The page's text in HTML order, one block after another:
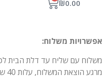
₪0.00
אפשרויות משלוח:
משלוח עם שליח עד דלת הבית
מרגע הוצאת המשלוח, עלות 40 ש"ח.